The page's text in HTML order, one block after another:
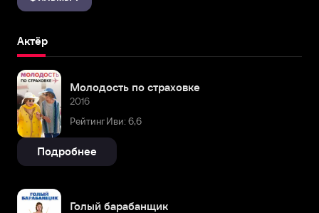
Актёр
Молодость по страховке
2016
Рейтинг Иви: 6,6
Подробнее
Голый барабанщик